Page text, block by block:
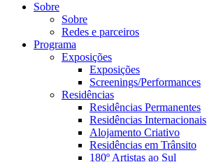
Sobre
Sobre
Redes e parceiros
Programa
Exposições
Exposições
Screenings/Performances
Residências
Residências Permanentes
Residências Internacionais
Alojamento Criativo
Residências em Trânsito
180º Artistas ao Sul